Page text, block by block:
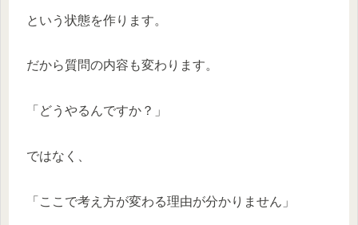
という状態を作ります。
だから質問の内容も変わります。
「どうやるんですか？」
ではなく、
「ここで考え方が変わる理由が分かりません」